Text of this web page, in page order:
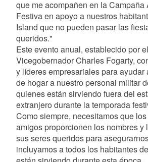
que me acompañen en la
Festiva en apoyo a nuestros
Island que no pueden pasar las
queridos."
Este evento anual, establecido por
Vicegobernador Charles Fogarty,
y líderes empresariales para ayudar
de hogar a nuestro personal militar
quienes están sirviendo fuera del
extranjero durante la temporada
Como siempre, necesitamos que
amigos proporcionen los nombres y
sus seres queridos para
incluyamos a todos los habitantes